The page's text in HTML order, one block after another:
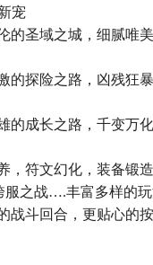
宠
的圣域之城，细腻唯
的探险之路，凶残狂
的成长之路，千变万
，符文幻化，装备锻
服之战….丰富多样的玩
战斗回合，更贴心的